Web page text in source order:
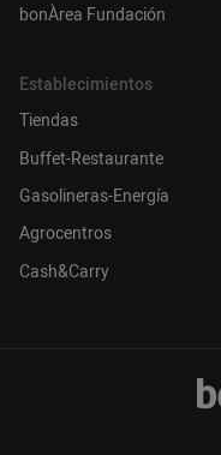
bonÀrea Fundación
Establecimientos
Tiendas
Buffet-Restaurante
Gasolineras-Energía
Agrocentros
Cash&Carry